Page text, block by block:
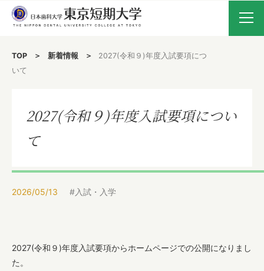
在学生・保護者の方へ
卒業生の方へ
TOP 新着情報
2027(令和９)年度入試要項につ
いて
2027(令和９)年度入試要項につい
て
2026/05/13 #入試・入学
2027(令和９)年度入試要項からホームページでの公開になりまし
た。